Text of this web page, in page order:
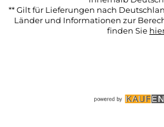
** Gilt für Lieferungen nach
Länder und Informationen zur
finden Sie